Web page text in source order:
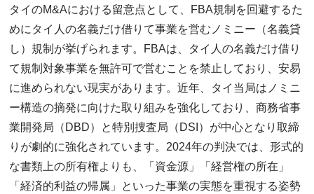
タイのM&Aにおける留意点として、FBA規制を回避するた
めにタイ人の名義だけ借りて事業を営むノミニー（名義貸
し）規制が挙げられます。FBAは、タイ人の名義だけ借り
て規制対象事業を無許可で営むことを禁止しており、安易
に進められない現実があります。近年、タイ当局はノミニ
ー構造の摘発に向けた取り組みを強化しており、商務省事
業開発局（DBD）と特別捜査局（DSI）が中心となり取締
りが劇的に強化されています。2024年の判決では、形式的
な書類上の所有権よりも、「資金源」「経営権の所在」
「経済的利益の帰属」といった事業の実態を重視する姿勢